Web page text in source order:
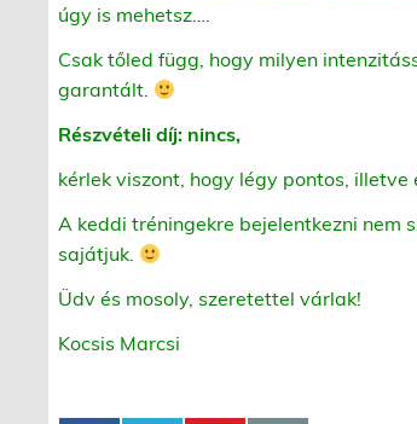
úgy is mehetsz….
Csak tőled függ, hogy milyen
garantált.
Részvételi díj: nincs,
kérlek viszont, hogy légy pontos,
A keddi tréningekre bejelentkezni nem
sajátjuk.
Üdv és mosoly, szeretettel várlak!
Kocsis Marcsi